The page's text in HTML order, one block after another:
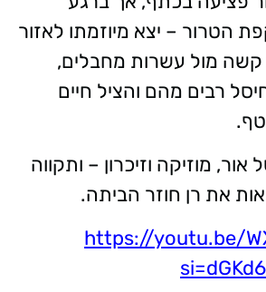
הטרור – יצא מיוזמתו לאזור
מול עשרות מחבלים,
רבים מהם והציל חיים
מוזיקה וזיכרון – ותקווה
את רן חוזר הביתה.
https://youtu.be/